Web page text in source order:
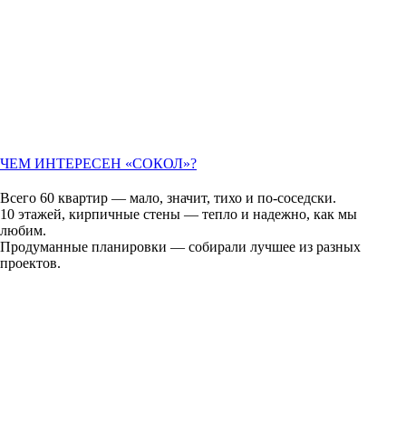
ЧЕМ ИНТЕРЕСЕН «СОКОЛ»?
Всего 60 квартир — мало, значит, тихо и по-соседски.
10 этажей, кирпичные стены — тепло и надежно, как мы
любим.
Продуманные планировки — собирали лучшее из разных
проектов.